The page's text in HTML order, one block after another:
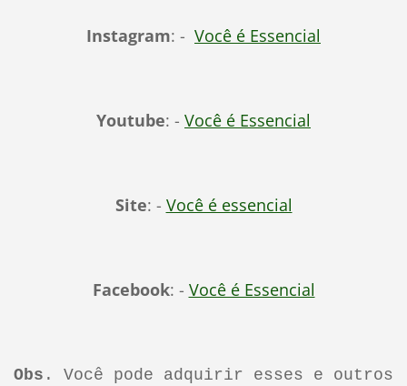
Instagram: - Você é Essencial
Youtube: - Você é Essencial
Site: - Você é essencial
Facebook: - Você é Essencial
Obs . Você pode adquirir esses e outros